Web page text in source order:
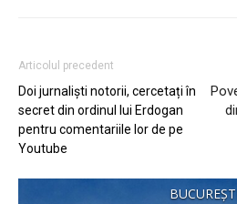
Articolul precedent
Doi jurnaliști notorii, cercetați în
secret din ordinul lui Erdogan
pentru comentariile lor de pe
Youtube